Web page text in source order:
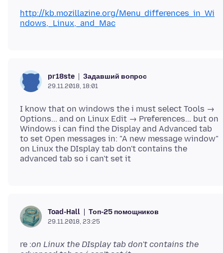
http://kb.mozillazine.org/Menu_differences_in_Wi
ndows,_Linux,_and_Mac
pr18ste Задавший вопрос
29.11.2018, 18:01
I know that on windows the i must select Tools →
Options... and on Linux Edit → Preferences... but on
Windows i can find the Display and Advanced tab
to set Open messages in: "A new message window"
on Linux the DIsplay tab don't contains the
Toad-Hall Топ-25 помощников
29.11.2018, 23:25
re :on Linux the DIsplay tab don't contains the